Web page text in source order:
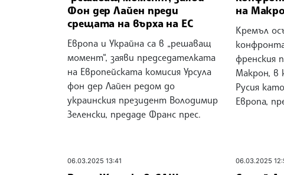
Фон дер Лайен преди
срещата на върха на ЕС
Европа и Украйна са в „решаващ
момент“, заяви председателката
на Европейската комисия Урсула
фон дер Лайен редом до
украинския президент Володимир
Зеленски, предаде Франс прес.
на
Кремъл
френския
Макрон, в
Русия
Европа,
06.03.2025 13:41 06.03.2025